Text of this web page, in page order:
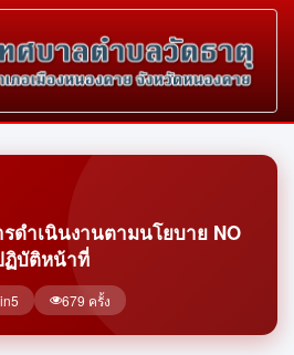
ดำเนินงานตามนโยบาย NO
ฏิบัติหน้าที่
679 ครั้ง